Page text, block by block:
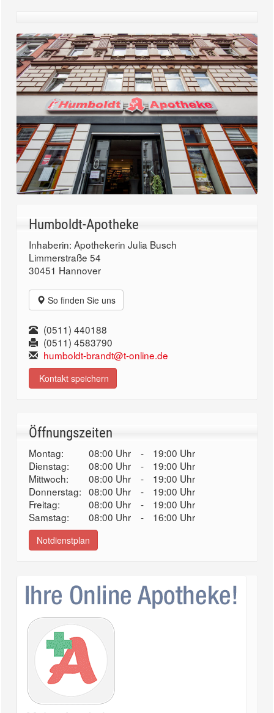
Humboldt-Apotheke
Inhaberin: Apothekerin Julia Busch
Limmerstraße 54
30451 Hannover
So finden Sie uns
(0511) 440188
(0511) 4583790
humboldt-brandt@t-online.de
Kontakt speichern
Öffnungszeiten
Montag: 08:00 Uhr -
19:00 Uhr
Dienstag:
08:00 Uhr -
19:00 Uhr
Mittwoch:
08:00 Uhr -
19:00 Uhr
Donnerstag: 08:00 Uhr -
19:00 Uhr
Freitag:
08:00 Uhr -
19:00 Uhr
Samstag:
08:00 Uhr - 16:00 Uhr
Notdienstplan